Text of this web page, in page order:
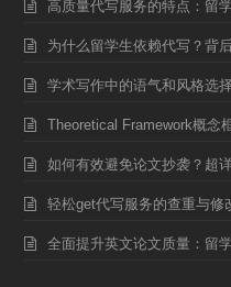
高质量代写服务的特点：留
为什么留学生依赖代写？背
学术写作中的语气和风格选
Theoretical Framework概念
如何有效避免论文抄袭？超
轻松get代写服务的查重与修
全面提升英文论文质量：留